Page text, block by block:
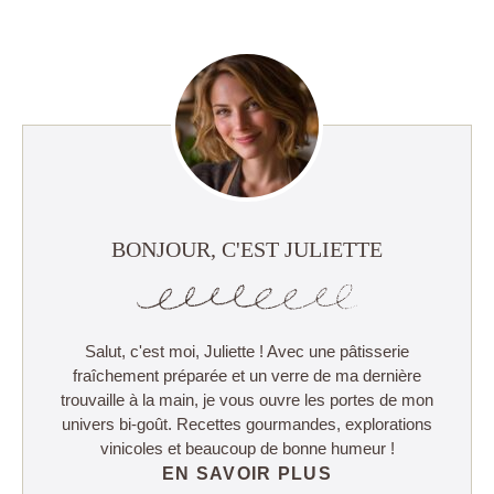
BONJOUR, C'EST JULIETTE
Salut, c'est moi, Juliette ! Avec une pâtisserie
fraîchement préparée et un verre de ma dernière
trouvaille à la main, je vous ouvre les portes de mon
univers bi-goût. Recettes gourmandes, explorations
vinicoles et beaucoup de bonne humeur !
EN SAVOIR PLUS